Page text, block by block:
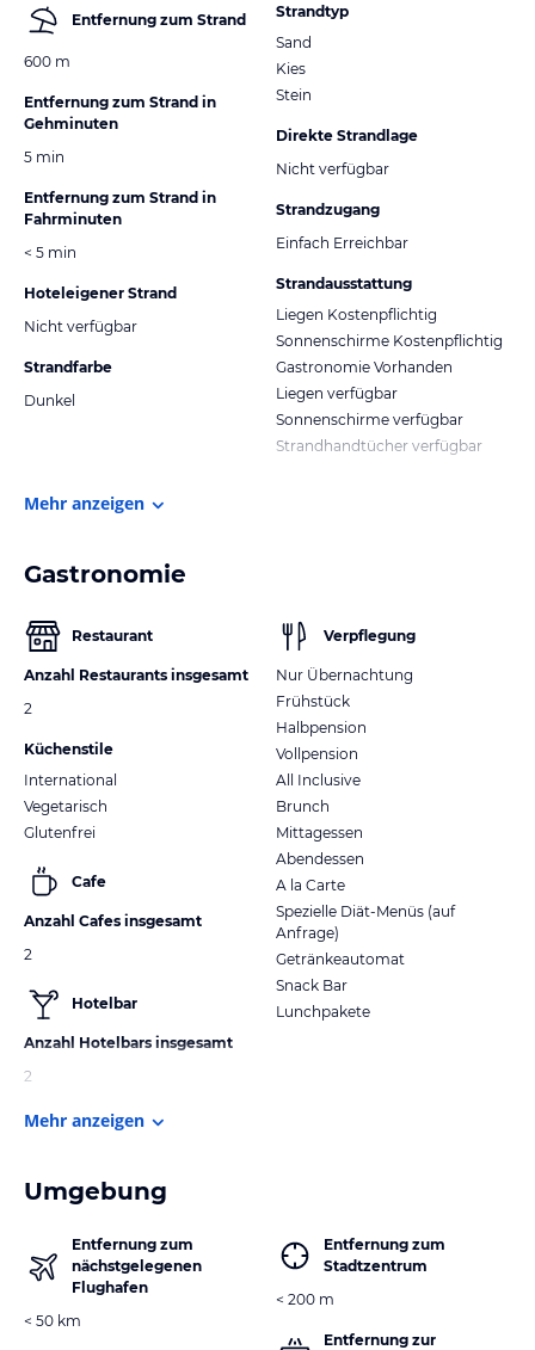
Entfernung zum Strand
600 m
Entfernung zum Strand in
Gehminuten
5 min
Entfernung zum Strand in
Fahrminuten
< 5 min
Hoteleigener Strand
Nicht verfügbar
Strandfarbe
Dunkel
Strandtyp
Sand
Kies
Stein
Direkte Strandlage
Nicht verfügbar
Strandzugang
Einfach Erreichbar
Strandausstattung
Liegen Kostenpflichtig
Sonnenschirme Kostenpflichtig
Gastronomie Vorhanden
Liegen verfügbar
Sonnenschirme verfügbar
Strandhandtücher verfügbar
Mehr anzeigen
Gastronomie
Restaurant
Anzahl Restaurants insgesamt
2
Küchenstile
International
Vegetarisch
Glutenfrei
Cafe
Anzahl Cafes insgesamt
2
Hotelbar
Anzahl Hotelbars insgesamt
2
Verpflegung
Nur Übernachtung
Frühstück
Halbpension
Vollpension
All Inclusive
Brunch
Mittagessen
Abendessen
A la Carte
Spezielle Diät-Menüs (auf
Anfrage)
Getränkeautomat
Snack Bar
Lunchpakete
Mehr anzeigen
Umgebung
Entfernung zum
nächstgelegenen
Flughafen
< 50 km
Entfernung zum
Stadtzentrum
< 200 m
Entfernung zur